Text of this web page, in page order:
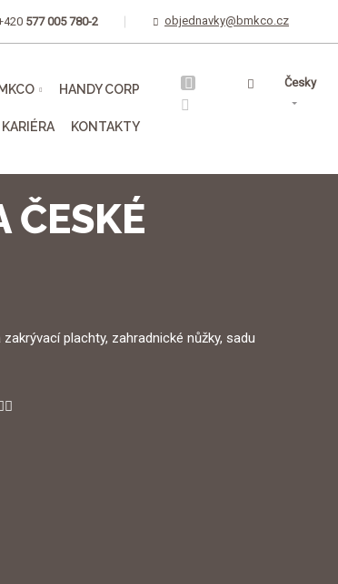
577 005 780-2 objednavky@bmkco.cz
HANDY CORP
KARIÉRA KONTAKTY
Vyhledávání
Česky
ČESKÉ
plachty, zahradnické nůžky, sadu